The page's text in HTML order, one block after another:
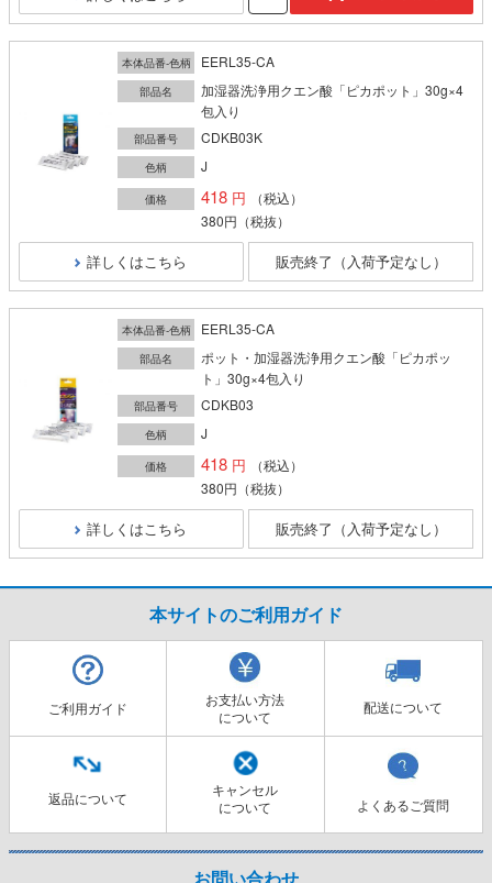
本体品番-色柄 EERL35-CA
部品名
加湿器洗浄用クエン酸「ピカポット」30g×4
包入り
部品番号 CDKB03K
色柄 J
価格 418
（税込）
380円 （税抜）
詳しくはこちら 販売終了（入荷予定なし）
本体品番-色柄 EERL35-CA
部品名
ポット・加湿器洗浄用クエン酸「ピカポッ
ト」30g×4包入り
部品番号 CDKB03
色柄 J
価格 418
（税込）
380円 （税抜）
詳しくはこちら 販売終了（入荷予定なし）
本サイトのご利用ガイド
ご利用ガイド
お支払い方法
について
配送について
返品について
キャンセル
について
よくあるご質問